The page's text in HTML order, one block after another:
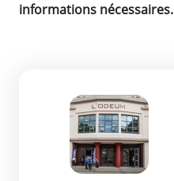
informations nécessaires.
Zoom de l'image